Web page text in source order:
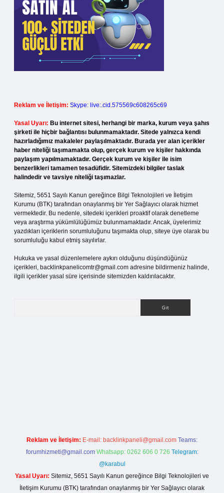
Reklam ve İletişim: Skype: live:.cid.575569c608265c69
Yasal Uyarı: Bu internet sitesi, herhangi bir marka, kurum veya şahıs
şirketi ile hiçbir bağlantısı bulunmamaktadır. Sitede yalnızca kendi
hazırladığımız makaleler paylaşılmaktadır. Burada yer alan içerikler
haber niteliği taşımamakta olup, gerçek kurum ve kişiler hakkında
paylaşım yapılmamaktadır. Gerçek kurum ve kişiler ile isim
benzerlikleri tamamen tesadüfidir. Sitemizdeki bilgiler taslak
halindedir ve tavsiye niteliği taşımazlar.
Sitemiz, 5651 Sayılı Kanun gereğince Bilgi Teknolojileri ve İletişim
Kurumu (BTK) tarafından onaylanmış bir Yer Sağlayıcı olarak hizmet
vermektedir. Bu nedenle, sitedeki içerikleri proaktif olarak denetleme
veya araştırma yükümlülüğümüz bulunmamaktadır. Ancak, üyelerimiz
yazdıkları içeriklerin sorumluluğunu taşımakta olup, siteye üye olarak bu
sorumluluğu kabul etmiş sayılırlar.
Hukuka ve yasal düzenlemelere aykırı olduğunu düşündüğünüz
içerikleri, backlinkpanelicomtr@gmail.com adresine bildirmeniz halinde,
ilgili içerikler yasal süre içerisinde sitemizden kaldırılacaktır.
Reklam ve İletişim: E-mail: backlinkpaneli@gmail.com Teams:
forumhizmeti@gmail.com Whatsapp: 0262 606 0 726 Telegram:
@karabul
Yasal Uyarı: Sitemiz, 5651 Sayılı Kanun gereğince Bilgi Teknolojileri ve
İletişim Kurumu (BTK) tarafından onaylanmış bir Yer Sağlayıcı olarak